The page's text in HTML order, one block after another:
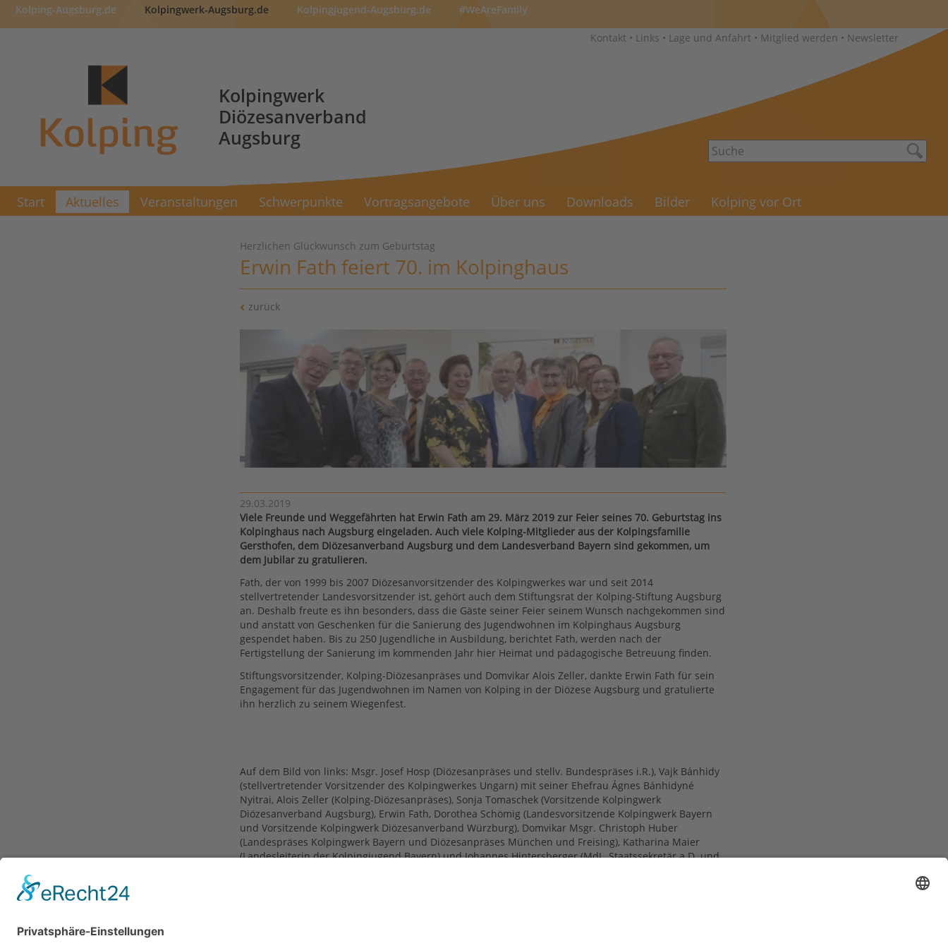
Kolping-Augsburg.de Kolpingwerk-Augsburg.de Kolpingjugend-Augsburg.de #WeAreFamily
Kontakt • Links • Lage und Anfahrt • Mitglied werden • Newsletter
Kolpingwerk
Diözesanverband
Augsburg
Start Aktuelles Veranstaltungen Schwerpunkte Vortragsangebote Über uns Downloads Bilder Kolping vor Ort
Herzlichen Glückwunsch zum Geburtstag
Erwin Fath feiert 70. im Kolpinghaus
zurück
29.03.2019
Viele Freunde und Weggefährten hat Erwin Fath am 29. März 2019 zur Feier seines 70. Geburtstag ins
Kolpinghaus nach Augsburg eingeladen. Auch viele Kolping-Mitglieder aus der Kolpingsfamilie
Gersthofen, dem Diözesanverband Augsburg und dem Landesverband Bayern sind gekommen, um
dem Jubilar zu gratulieren.
Fath, der von 1999 bis 2007 Diözesanvorsitzender des Kolpingwerkes war und seit 2014
stellvertretender Landesvorsitzender ist, gehört auch dem Stiftungsrat der Kolping-Stiftung Augsburg
an. Deshalb freute es ihn besonders, dass die Gäste seiner Feier seinem Wunsch nachgekommen sind
und anstatt von Geschenken für die Sanierung des Jugendwohnen im Kolpinghaus Augsburg
gespendet haben. Bis zu 250 Jugendliche in Ausbildung, berichtet Fath, werden nach der
Fertigstellung der Sanierung im kommenden Jahr hier Heimat und pädagogische Betreuung finden.
Stiftungsvorsitzender, Kolping-Diözesanpräses und Domvikar Alois Zeller, dankte Erwin Fath für sein
Engagement für das Jugendwohnen im Namen von Kolping in der Diözese Augsburg und gratulierte
ihn herzlich zu seinem Wiegenfest.
Auf dem Bild von links: Msgr. Josef Hosp (Diözesanpräses und stellv. Bundespräses i.R.), Vajk Bánhidy
(stellvertretender Vorsitzender des Kolpingwerkes Ungarn) mit seiner Ehefrau Ágnes Bánhidyné
Nyitrai, Alois Zeller (Kolping-Diözesanpräses), Sonja Tomaschek (Vorsitzende Kolpingwerk
Diözesanverband Augsburg), Erwin Fath, Dorothea Schömig (Landesvorsitzende Kolpingwerk Bayern
und Vorsitzende Kolpingwerk Diözesanverband Würzburg), Domvikar Msgr. Christoph Huber
(Landespräses Kolpingwerk Bayern und Diözesanpräses München und Freising), Katharina Maier
(Landesleiterin der Kolpingjugend Bayern) und Johannes Hintersberger (MdL, Staatssekretär a.D. und